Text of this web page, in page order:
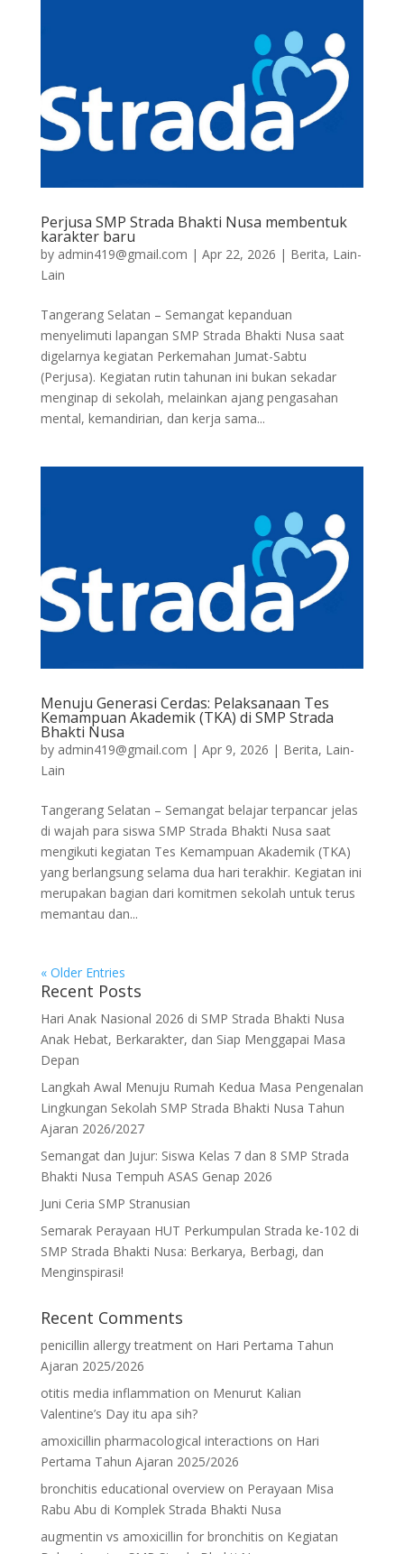
Perjusa SMP Strada Bhakti Nusa membentuk
karakter baru
by admin419@gmail.com | Apr 22, 2026 | Berita, Lain-
Lain
Tangerang Selatan – Semangat kepanduan
menyelimuti lapangan SMP Strada Bhakti Nusa saat
digelarnya kegiatan Perkemahan Jumat-Sabtu
(Perjusa). Kegiatan rutin tahunan ini bukan sekadar
menginap di sekolah, melainkan ajang pengasahan
mental, kemandirian, dan kerja sama...
Menuju Generasi Cerdas: Pelaksanaan Tes
Kemampuan Akademik (TKA) di SMP Strada
Bhakti Nusa
by admin419@gmail.com | Apr 9, 2026 | Berita, Lain-
Lain
Tangerang Selatan – Semangat belajar terpancar jelas
di wajah para siswa SMP Strada Bhakti Nusa saat
mengikuti kegiatan Tes Kemampuan Akademik (TKA)
yang berlangsung selama dua hari terakhir. Kegiatan ini
merupakan bagian dari komitmen sekolah untuk terus
memantau dan...
« Older Entries
Recent Posts
Hari Anak Nasional 2026 di SMP Strada Bhakti Nusa
Anak Hebat, Berkarakter, dan Siap Menggapai Masa
Depan
Langkah Awal Menuju Rumah Kedua Masa Pengenalan
Lingkungan Sekolah SMP Strada Bhakti Nusa Tahun
Ajaran 2026/2027
Semangat dan Jujur: Siswa Kelas 7 dan 8 SMP Strada
Bhakti Nusa Tempuh ASAS Genap 2026
Juni Ceria SMP Stranusian
Semarak Perayaan HUT Perkumpulan Strada ke-102 di
SMP Strada Bhakti Nusa: Berkarya, Berbagi, dan
Menginspirasi!
Recent Comments
penicillin allergy treatmenton Hari Pertama Tahun
Ajaran 2025/2026
otitis media inflammation on Menurut Kalian
Valentine’s Day itu apa sih?
amoxicillin pharmacological interactions on Hari
Pertama Tahun Ajaran 2025/2026
bronchitis educational overviewon Perayaan Misa
Rabu Abu di Komplek Strada Bhakti Nusa
augmentin vs amoxicillin for bronchitis on Kegiatan